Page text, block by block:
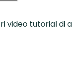
video tutorial di